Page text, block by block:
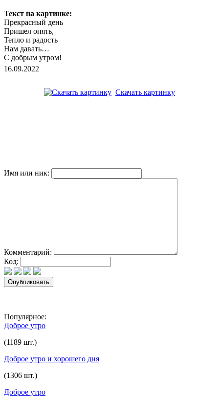
Текст на картинке:
Прекрасный день
Пришел опять,
Тепло и радость
Нам давать…
С добрым утром!
16.09.2022
Скачать картинку
Имя или ник:
Комментарий:
Код:
Популярное:
Доброе утро
(1189 шт.)
Доброе утро и хорошего дня
(1306 шт.)
Доброе утро